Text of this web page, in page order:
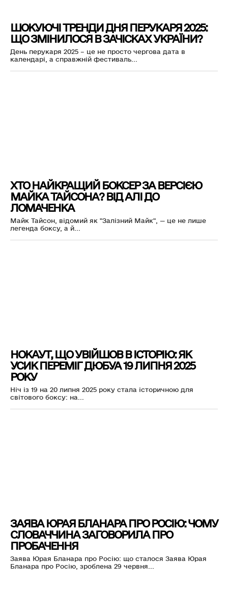
ШОКУЮЧІ ТРЕНДИ ДНЯ ПЕРУКАРЯ 2025:
ЩО ЗМІНИЛОСЯ В ЗАЧІСКАХ УКРАЇНИ?
День перукаря 2025 – це не просто чергова дата в
календарі, а справжній фестиваль...
ХТО НАЙКРАЩИЙ БОКСЕР ЗА ВЕРСІЄЮ
МАЙКА ТАЙСОНА? ВІД АЛІ ДО
ЛОМАЧЕНКА
Майк Тайсон, відомий як "Залізний Майк", — це не лише
легенда боксу, а й...
НОКАУТ, ЩО УВІЙШОВ В ІСТОРІЮ: ЯК
УСИК ПЕРЕМІГ ДЮБУА 19 ЛИПНЯ 2025
РОКУ
Ніч із 19 на 20 липня 2025 року стала історичною для
світового боксу: на...
ЗАЯВА ЮРАЯ БЛАНАРА ПРО РОСІЮ: ЧОМУ
СЛОВАЧЧИНА ЗАГОВОРИЛА ПРО
ПРОБАЧЕННЯ
Заява Юрая Бланара про Росію: що сталося Заява Юрая
Бланара про Росію, зроблена 29 червня...